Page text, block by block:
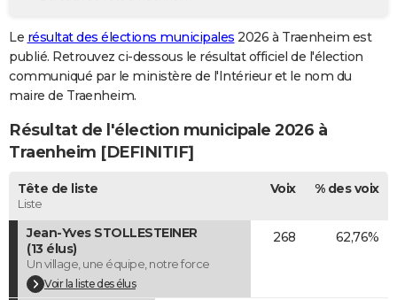
GUIDES D'ACHAT
BONS PLANS
CARTE DE VOEUX
Carte de Noël
Carte Bonne année
Carte Saint-Valentin
Carte Pâques
Carte d'anniversaire
Dictionnaire
Biographies
Citations
Expressions
Proverbes
PROGRAMME TV
COPAINS D'AVANT
S'inscrire
Se connecter
Lycées
Collèges
Primaires
Universités
Entreprises
Service militaire
Avis de recherche
AVIS DE DÉCÈS
Le résultat des élections municipales 2026 à Traenheim est
publié. Retrouvez ci-dessous le résultat officiel de l'élection
communiqué par le ministère de l'Intérieur et le nom du
maire de Traenheim.
Résultat de l'élection municipale 2026 à
Traenheim [DEFINITIF]
Tête de liste
Liste
Voix % des voix
Jean-Yves STOLLESTEINER
(13 élus)
Un village, une équipe, notre force
Voir la liste des élus
268 62,76%